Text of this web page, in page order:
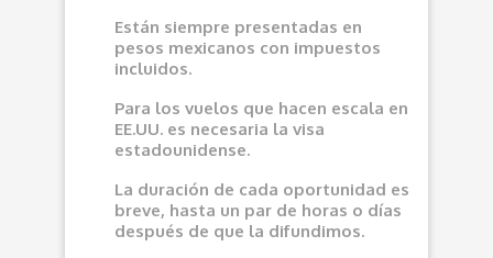
Están siempre presentadas en
pesos mexicanos con impuestos
incluidos.
Para los vuelos que hacen escala en
EE.UU. es necesaria la visa
estadounidense.
La duración de cada oportunidad es
breve, hasta un par de horas o días
después de que la difundimos.